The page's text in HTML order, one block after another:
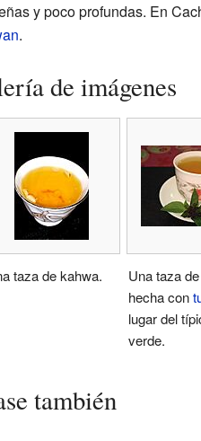
y poco profundas. En
.
de imágenes
taza de kahwa.
Una taza
hecha con
lugar del
verde.
también